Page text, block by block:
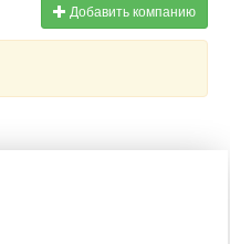
Добавить компанию